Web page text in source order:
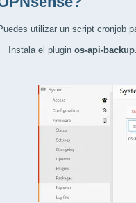
utilizar un script cronjob
Instala el plugin os-api-backup.